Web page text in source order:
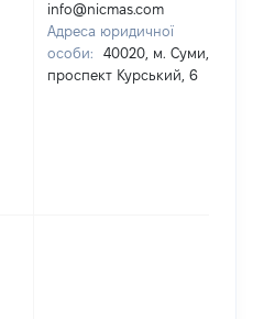
info@nicmas.com
Адреса юридичної
особи:
40020, м. Суми,
проспект Курський, 6